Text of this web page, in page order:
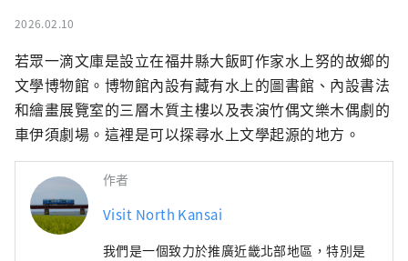
2026.02.10
若眾一滴文庫是設立在福井縣大飯町作家水上努的故鄉的
文學博物館。博物館內設有藏有水上的圖書館、內設書法
和繪畫展覽室的三層木質主樓以及表演竹偶文樂木偶劇的
車伊須劇場。這裡是可以探尋水上文學起源的地方。
作者
Visit North Kansai
我們是一個致力於推廣近畿北部地區，特別是